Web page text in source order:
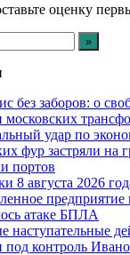
оценку
без заборов: о
московских
удар по
фур застряли на
портов
8 августа 2026
предприятие
атаке БПЛА
наступательные
под контроль